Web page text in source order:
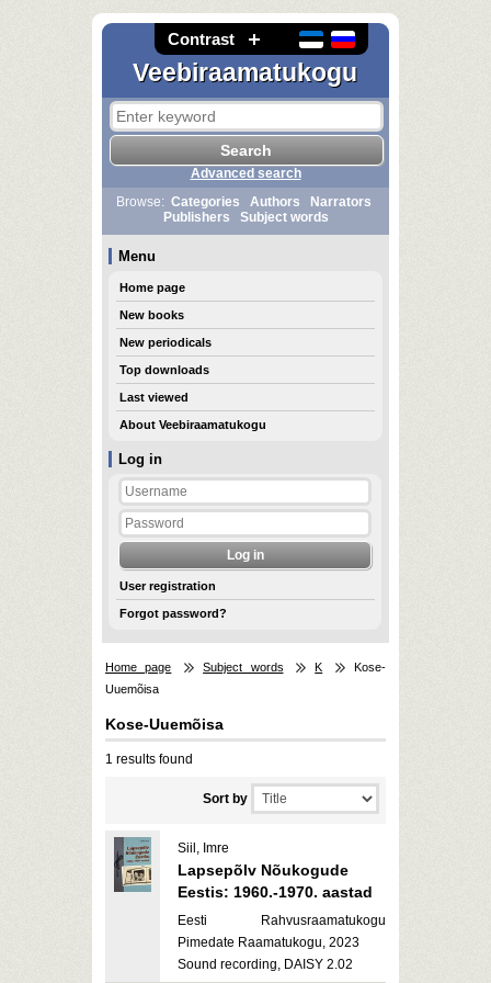
Contrast
Veebiraamatukogu
Log in
User registration
Forgot password?
Advanced search
Browse: Categories Authors
Narrators
Publishers
Subject words
Menu
Home page
New books
New periodicals
Top downloads
Last viewed
About Veebiraamatukogu
Home page Subject words K
Kose-
Uuemõisa
Kose-Uuemõisa
1 results found
Sort by
Siil, Imre
Lapsepõlv Nõukogude
Eestis: 1960.-1970. aastad
Eesti Rahvusraamatukogu
Pimedate Raamatukogu, 2023
Sound recording, DAISY 2.02